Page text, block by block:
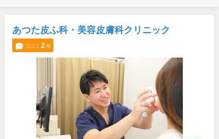
あつた皮ふ科・美容皮膚科クリニック
口コミ 2件